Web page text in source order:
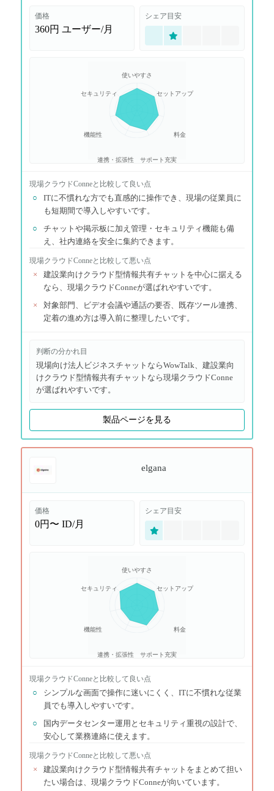
価格
360円 ユーザー/月
シェア目安
使いやすさ
セットアップ
料金
サポート充実
連携・拡張性
機能性
セキュリティ
現場クラウドConneと比較して良い点
○
ITに不慣れな方でも直感的に操作でき、現場の従業員に
も短期間で導入しやすいです。
○
チャットや掲示板に加え管理・セキュリティ機能も備
え、社内連絡を安全に集約できます。
現場クラウドConneと比較して悪い点
×
建設業向けクラウド型情報共有チャットを中心に据える
なら、現場クラウドConneが選ばれやすいです。
×
対象部門、ビデオ会議や通話の要否、既存ツール連携、
定着の進め方は導入前に整理したいです。
判断の分かれ目
現場向け法人ビジネスチャットならWowTalk、建設業向
けクラウド型情報共有チャットなら現場クラウドConne
が選ばれやすいです。
製品ページを見る
elgana
価格
0円〜 ID/月
シェア目安
使いやすさ
セットアップ
料金
サポート充実
連携・拡張性
機能性
セキュリティ
現場クラウドConneと比較して良い点
○
シンプルな画面で操作に迷いにくく、ITに不慣れな従業
員でも導入しやすいです。
○
国内データセンター運用とセキュリティ重視の設計で、
安心して業務連絡に使えます。
現場クラウドConneと比較して悪い点
×
建設業向けクラウド型情報共有チャットをまとめて担い
たい場合は、現場クラウドConneが向いています。